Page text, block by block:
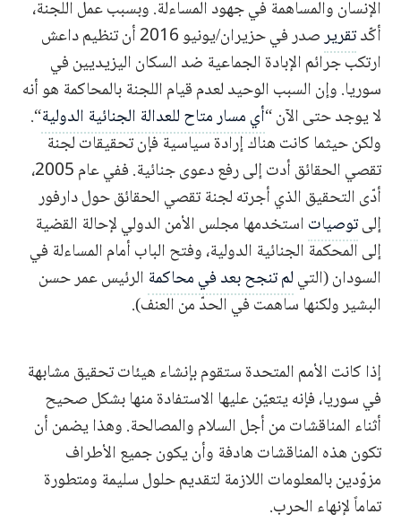
الإنسان والمساهمة في جهود المساءلة. وبسبب عمل اللجنة،
أكّدتقرير
صدر في حزيران/يونيو 2016 أن تنظيم داعش
ارتكب جرائم الإبادة الجماعية ضد السكان اليزيديين في
سوريا. وإن السبب الوحيد لعدم قيام اللجنة بالمحاكمة هو أنه
لا يوجد حتى الآن “أي مسار متاح للعدالة الجنائية الدولية“.
ولكن حيثما كانت هناك إرادة سياسية فإن تحقيقات لجنة
تقصي الحقائق أدت إلى رفع دعوى جنائية. ففي عام 2005،
أدّى التحقيق الذي أجرته لجنة تقصي الحقائق حول دارفور
إلىتوصياتاستخدمها مجلس الأمن الدولي لإحالة القضية
إلى المحكمة الجنائية الدولية، وفتح الباب أمام المساءلة في
السودان (التيلم تنجح بعد في محاكمة الرئيس عمر حسن
البشير ولكنها ساهمت في الحدّ من العنف).
إذا كانت الأمم المتحدة ستقوم بإنشاء هيئات تحقيق مشابهة
في سوريا، فإنه يتعيّن عليها الاستفادة منها بشكل صحيح
أثناء المناقشات من أجل السلام والمصالحة. وهذا يضمن أن
تكون هذه المناقشات هادفة وأن يكون جميع الأطراف
مزوّدين بالمعلومات اللازمة لتقديم حلول سليمة ومتطورة
تماماً لإنهاء الحرب.